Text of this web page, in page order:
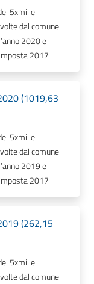
5xmille
dal comune
2020 e
2017
(1019,63
5xmille
dal comune
2019 e
2017
(262,15
5xmille
dal comune